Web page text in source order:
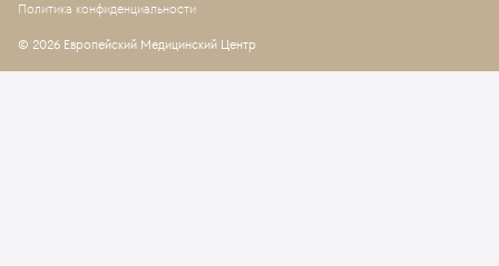
Политика конфиденциальности
© 2026 Европейский Медицинский Центр